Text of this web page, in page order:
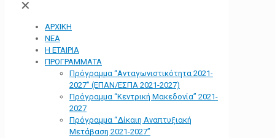
✕
ΑΡΧΙΚΗ
ΝΕΑ
Η ΕΤΑΙΡΙΑ
ΠΡΟΓΡΑΜΜΑΤΑ
Πρόγραμμα “Ανταγωνιστικότητα 2021-
2027” (ΕΠΑΝ/ΕΣΠΑ 2021-2027)
Πρόγραμμα “Κεντρική Μακεδονία” 2021-
2027
Πρόγραμμα “Δίκαιη Αναπτυξιακή
Μετάβαση 2021-2027”